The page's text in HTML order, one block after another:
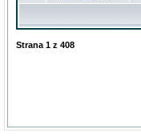
Strana 1 z 408